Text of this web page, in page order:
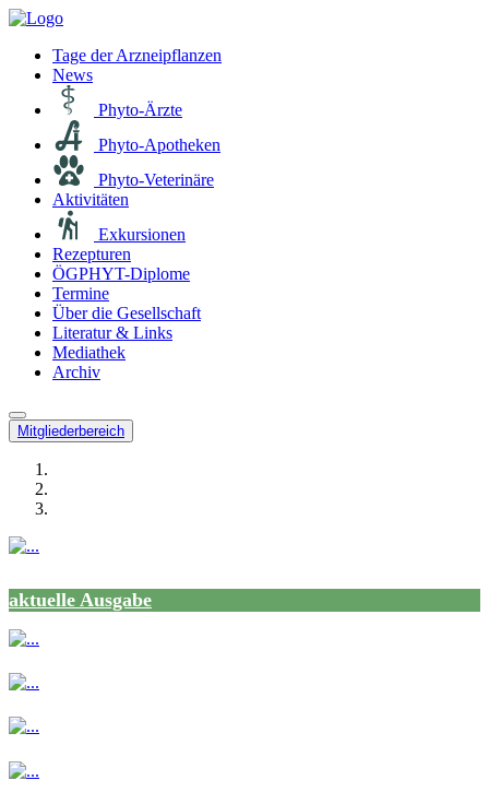
Tage der Arzneipflanzen
News
Phyto-Ärzte
Phyto-Apotheken
Phyto-Veterinäre
Aktivitäten
Exkursionen
Rezepturen
ÖGPHYT-Diplome
Termine
Über die Gesellschaft
Literatur & Links
Mediathek
Archiv
Mitgliederbereich
aktuelle Ausgabe